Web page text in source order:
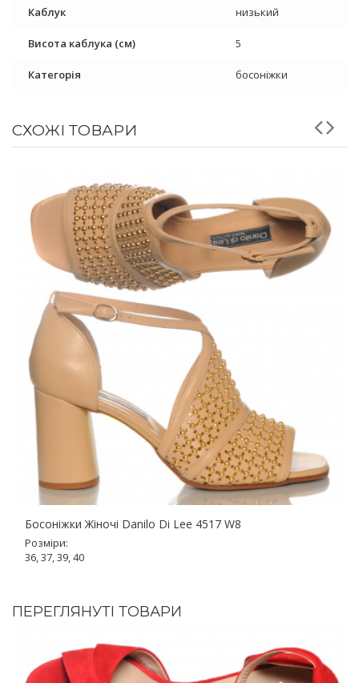
Каблук низький
Висота каблука (см) 5
Категорія босоніжки
СХОЖІ ТОВАРИ
Босоніжки Жіночі Danilo Di Lee 4517 W8
Розміри:
36, 37, 39, 40
ПЕРЕГЛЯНУТІ ТОВАРИ